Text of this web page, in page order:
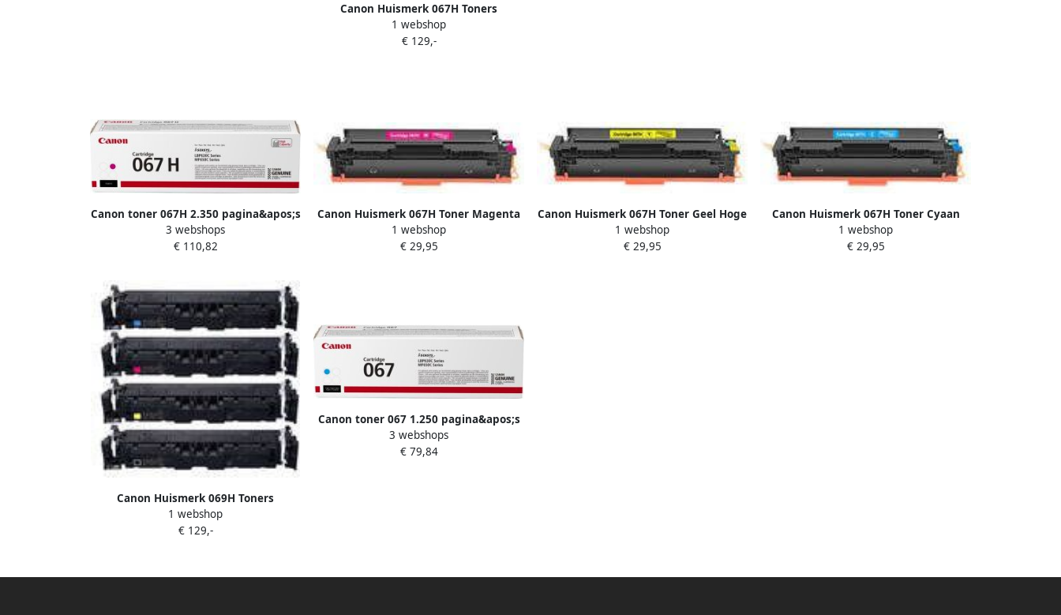
Canon Huismerk 067H Toners
Multipack (zwart + 3 kleuren)
1 webshop
€ 129,-
Canon toner 067H 2.350 pagina&apos;s
OEM 5104C002 magenta
3 webshops
€ 110,82
Canon Huismerk 067H Toner Magenta
Hoge Capaciteit
1 webshop
€ 29,95
Canon Huismerk 067H Toner Geel Hoge
Capaciteit
1 webshop
€ 29,95
Canon Huismerk 067H Toner Cyaan
Hoge Capaciteit
1 webshop
€ 29,95
Canon Huismerk 069H Toners
Multipack (zwart + 3 kleuren)
1 webshop
€ 129,-
Canon toner 067 1.250 pagina&apos;s
OEM 5101C002 cyaan
3 webshops
€ 79,84